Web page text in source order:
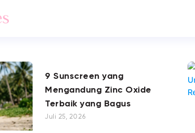
9 Sunscreen yang
Mengandung Zinc Oxide
Terbaik yang Bagus
Juli 25, 2026